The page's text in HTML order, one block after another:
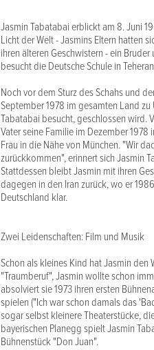
Jasmin Tabatabai erblickt am 8. Juni
Licht der Welt - Jasmins Eltern hatten
ihren älteren Geschwistern - ein
besucht die Deutsche Schule in
Noch vor dem Sturz des Schahs und
September 1978 im gesamten Land
Tabatabai besucht, geschlossen wird.
Vater seine Familie im Dezember
Frau in die Nähe von München. "Wir
zurückkommen", erinnert sich Jasmin
Stattdessen bleibt Jasmin mit ihren
dagegen in den Iran zurück, wo er
Deutschland klar.
Zwei Leidenschaften: Film und Musik
Schon als kleines Kind hat Jasmin den
"Traumberuf", Jasmin wollte schon
absolviert sie 1973 ihren ersten
spielen ("Ich war schon damals das
sogar selbst kleinere Theaterstücke,
bayerischen Planegg spielt Jasmin
Bühnenstück "Don Juan".